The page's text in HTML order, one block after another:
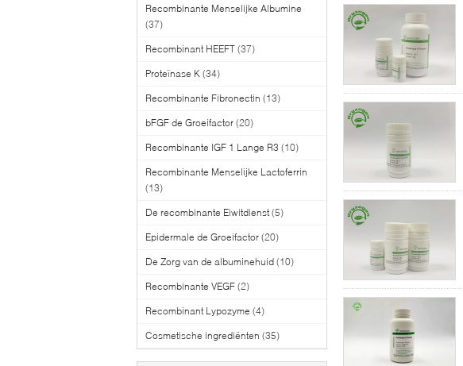
Recombinante Menselijke Albumine
(37)
Recombinant HEEFT (37)
Proteïnase K (34)
Recombinante Fibronectin (13)
bFGF de Groeifactor (20)
Recombinante IGF 1 Lange R3 (10)
Recombinante Menselijke Lactoferrin
(13)
De recombinante Eiwitdienst (5)
Epidermale de Groeifactor (20)
De Zorg van de albuminehuid (10)
Recombinante VEGF (2)
Recombinant Lypozyme (4)
Cosmetische ingrediënten (35)
(33)